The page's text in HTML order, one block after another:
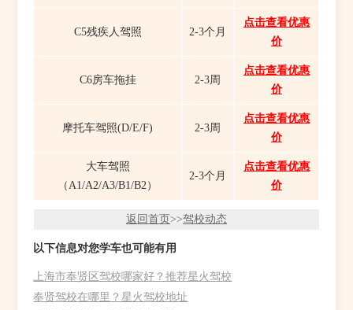
C5残疾人驾照 2-3个月
点击查看优惠
价
C6房车拖挂 2-3周
点击查看优惠
价
摩托车驾照(D/E/F) 2-3周
点击查看优惠
价
大车驾照
（A1/A2/A3/B1/B2）
2-3个月
点击查看优惠
价
返回首页 >>驾校动态
以下信息对您学车也可能有用
上海市奉贤区驾校哪家好？推荐星火驾校
奉贤驾校在哪里？星火驾校地址